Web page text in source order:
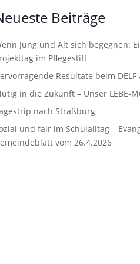
Beiträge
Jung und Alt sich begegnen:
im Pflegestift
Resultate beim DELF
in die Zukunft – Unser
nach Straßburg
und fair im Schulalltag –
vom 26.4.2026